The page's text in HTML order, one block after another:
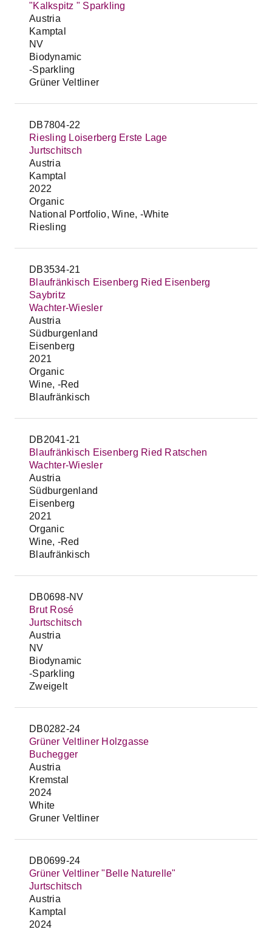
"Kalkspitz " Sparkling
Austria
Kamptal
NV
Biodynamic
-Sparkling
Grüner Veltliner
DB7804-22
Riesling Loiserberg Erste Lage
Jurtschitsch
Austria
Kamptal
2022
Organic
National Portfolio, Wine, -White
Riesling
DB3534-21
Blaufränkisch Eisenberg Ried Eisenberg
Saybritz
Wachter-Wiesler
Austria
Südburgenland
Eisenberg
2021
Organic
Wine, -Red
Blaufränkisch
DB2041-21
Blaufränkisch Eisenberg Ried Ratschen
Wachter-Wiesler
Austria
Südburgenland
Eisenberg
2021
Organic
Wine, -Red
Blaufränkisch
DB0698-NV
Brut Rosé
Jurtschitsch
Austria
NV
Biodynamic
-Sparkling
Zweigelt
DB0282-24
Grüner Veltliner Holzgasse
Buchegger
Austria
Kremstal
2024
White
Gruner Veltliner
DB0699-24
Grüner Veltliner "Belle Naturelle"
Jurtschitsch
Austria
Kamptal
2024